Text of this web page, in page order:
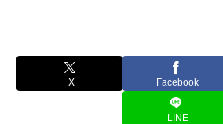
X Facebook
LINE